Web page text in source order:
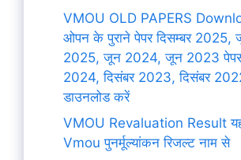
VMOU OLD PAPERS
ओपन के पुराने पेपर दिसम्बर 2025,
2025, जून 2024, जून 2023
2024, दिसंबर 2023, दिसंबर
डाउनलोड करें
VMOU Revaluation Result
Vmou पुनर्मूल्यांकन रिजल्ट नाम से